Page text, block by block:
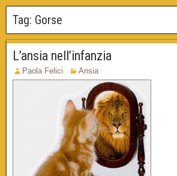
Tag: Gorse
L’ansia nell’infanzia
Paola Felici Ansia